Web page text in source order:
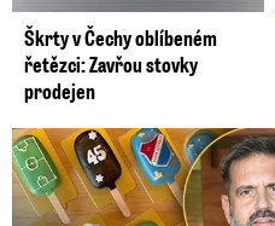
Škrty v Čechy oblíbeném
řetězci: Zavřou stovky
prodejen
Kašpárek slavil po boku